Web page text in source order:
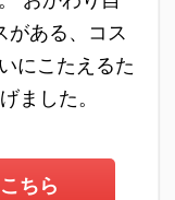
がある、コス
にこたえるた
ました。
ちら